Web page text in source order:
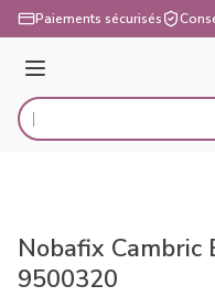
Aller au contenu
Paiements sécurisés
Menu
Rechercher
Nobafix Cambric
9500320